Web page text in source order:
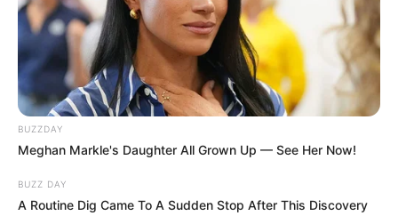
BUZZDAY
Meghan Markle's Daughter All Grown Up — See Her Now!
BUZZ DAY
A Routine Dig Came To A Sudden Stop After This Discovery